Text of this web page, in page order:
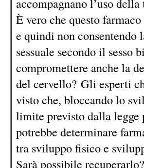
È vero che questo
e quindi non
sessuale secondo il sesso
compromettere anche la
del cervello? Gli esperti
visto che, bloccando lo
limite previsto dalla legge
potrebbe determinare
tra sviluppo fisico e
Sarà possibile